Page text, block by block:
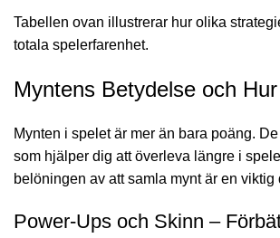
Tabellen ovan illustrerar hur olika
totala spelerfarenhet.
Myntens Betydelse och
Mynten i spelet är mer än bara poäng.
som hjälper dig att överleva längre i
belöningen av att samla mynt är en
Power-Ups och Skinn –